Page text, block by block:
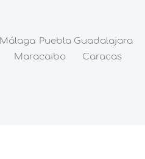
Málaga Puebla Guadalajara
Maracaibo Caracas